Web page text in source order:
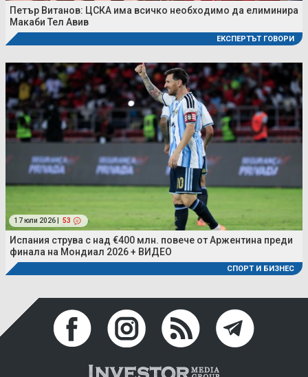
Петър Витанов: ЦСКА има всичко необходимо да елиминира
Макаби Тел Авив
ЕКСПЕРТЪТ ГОВОРИ
17 юли 2026 | 53
Испания струва с над €400 млн. повече от Аржентина преди
финала на Мондиал 2026 + ВИДЕО
СПОРТ И БИЗНЕС